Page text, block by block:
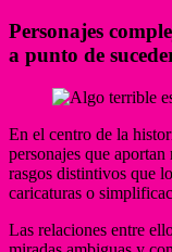
Personajes
a punto de
En el centro de la
personajes que
rasgos distintivos que
caricaturas o
Las relaciones entre